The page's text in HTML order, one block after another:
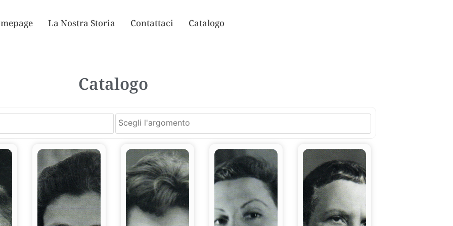
La Nostra Storia Contattaci Catalogo
Catalogo